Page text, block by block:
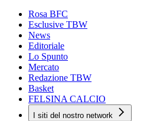
Rosa BFC
Esclusive TBW
News
Editoriale
Lo Spunto
Mercato
Redazione TBW
Basket
FELSINA CALCIO
I siti del nostro network